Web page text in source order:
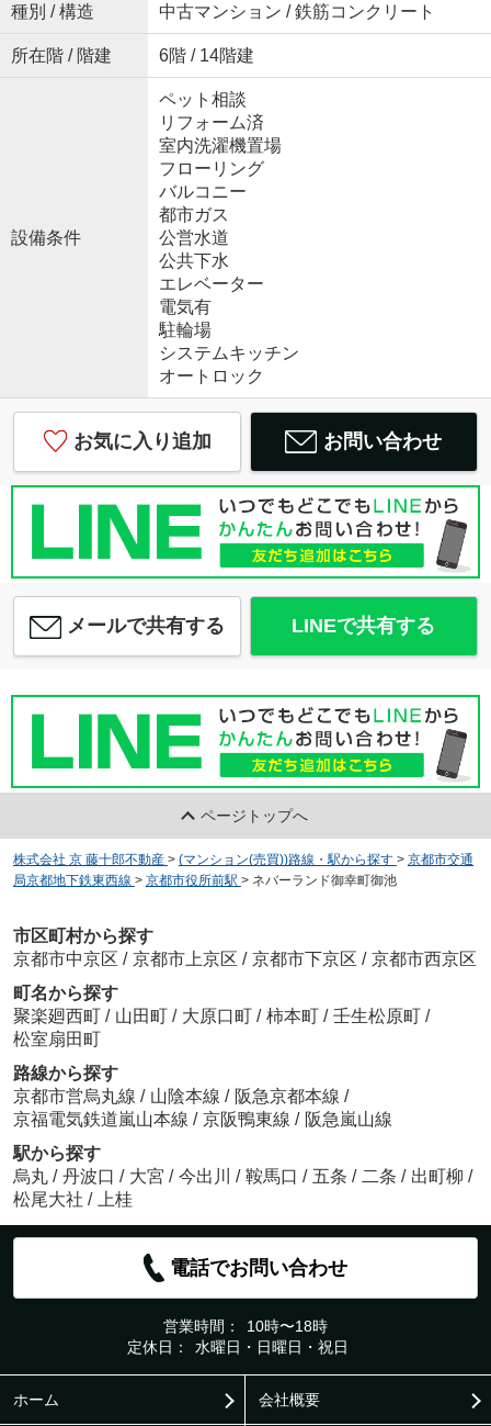
種別 / 構造 中古マンション / 鉄筋コンクリート
所在階 / 階建 6階 / 14階建
設備条件
ペット相談
リフォーム済
室内洗濯機置場
フローリング
バルコニー
都市ガス
公営水道
公共下水
エレベーター
電気有
駐輪場
システムキッチン
オートロック
お気に入り追加 お問い合わせ
メールで共有する LINEで共有する
ページトップへ
株式会社 京 藤十郎不動産 > (マンション(売買))路線・駅から探す > 京都市交通
局京都地下鉄東西線 > 京都市役所前駅 > ネバーランド御幸町御池
市区町村から探す
京都市中京区 / 京都市上京区 / 京都市下京区 / 京都市西京区
町名から探す
聚楽廻西町 / 山田町 / 大原口町 / 柿本町 / 壬生松原町 /
松室扇田町
路線から探す
京都市営烏丸線 / 山陰本線 / 阪急京都本線 /
京福電気鉄道嵐山本線 / 京阪鴨東線 / 阪急嵐山線
駅から探す
烏丸 / 丹波口 / 大宮 / 今出川 / 鞍馬口 / 五条 / 二条 / 出町柳 /
松尾大社 / 上桂
電話でお問い合わせ
営業時間：
10時〜18時
定休日：
水曜日・日曜日・祝日
ホーム 会社概要